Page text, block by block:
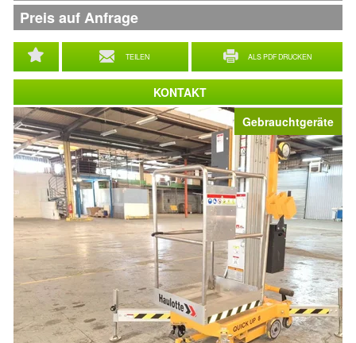
Gebrauchtgeräte
TEILEN ALS PDF DRUCKEN
Preis auf Anfrage
KONTAKT